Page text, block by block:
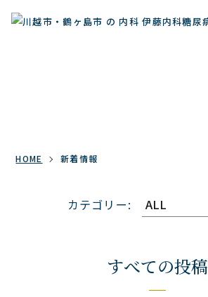
HOME 新着情報
カテゴリー:
すべての投稿